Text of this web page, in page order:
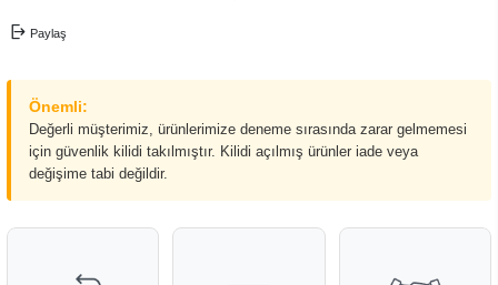
Paylaş
Önemli:
Değerli müşterimiz, ürünlerimize deneme sırasında zarar gelmemesi
için güvenlik kilidi takılmıştır. Kilidi açılmış ürünler iade veya
değişime tabi değildir.